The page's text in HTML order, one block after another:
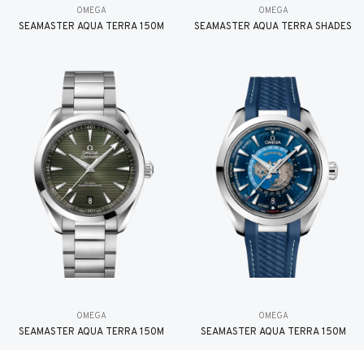
OMEGA
SEAMASTER AQUA TERRA 150M
OMEGA
SEAMASTER AQUA TERRA SHADES
OMEGA
SEAMASTER AQUA TERRA 150M
OMEGA
SEAMASTER AQUA TERRA 150M